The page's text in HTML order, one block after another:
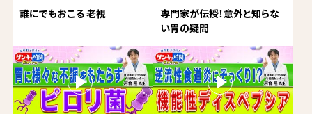
誰にでもおこる 老視
専門家が伝授！意外と知らな
い胃の疑問